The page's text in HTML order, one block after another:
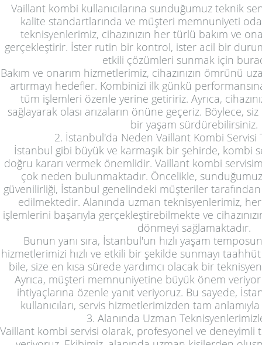
Vaillant kombi kullanıcılarına sunduğumuz teknik
kalite standartlarında ve müşteri memnuniyeti
teknisyenlerimiz, cihazınızın her türlü bakım ve
gerçekleştirir. İster rutin bir kontrol, ister acil bir
etkili çözümleri sunmak için
Bakım ve onarım hizmetlerimiz, cihazınızın ömrünü
artırmayı hedefler. Kombinizi ilk günkü
tüm işlemleri özenle yerine getiririz. Ayrıca,
sağlayarak olası arızaların önüne geçeriz. Böylece,
bir yaşam sürdürebilirsiniz.
2. İstanbul'da Neden Vaillant Kombi Servisi
İstanbul gibi büyük ve karmaşık bir şehirde, kombi
doğru kararı vermek önemlidir. Vaillant kombi
çok neden bulunmaktadır. Öncelikle,
güvenilirliği, İstanbul genelindeki müşteriler
edilmektedir. Alanında uzman teknisyenlerimiz,
işlemlerini başarıyla gerçekleştirebilmekte ve
dönmeyi sağlamaktadır.
Bunun yanı sıra, İstanbul'un hızlı yaşam
hizmetlerimizi hızlı ve etkili bir şekilde sunmayı
bile, size en kısa sürede yardımcı olacak bir
Ayrıca, müşteri memnuniyetine büyük önem
ihtiyaçlarına özenle yanıt veriyoruz. Bu sayede,
kullanıcıları, servis hizmetlerimizden tam
3. Alanında Uzman
Vaillant kombi servisi olarak, profesyonel ve deneyimli